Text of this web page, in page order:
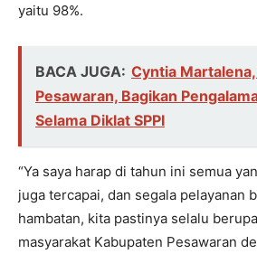
yaitu 98%.
BACA JUGA: Cyntia
Pesawaran, Bagikan
Selama Diklat SPPI
“Ya saya harap di tahun ini semua
juga tercapai, dan segala pelayanan
hambatan, kita pastinya selalu
masyarakat Kabupaten Pesawaran